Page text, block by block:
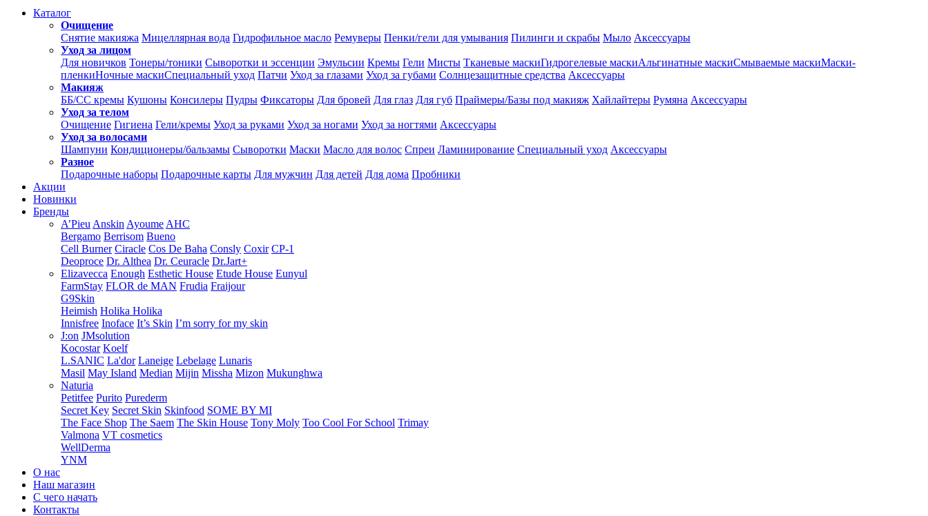
Каталог
Очищение
Снятие макияжа Мицеллярная вода Гидрофильное масло Ремуверы Пенки/гели для умывания Пилинги и скрабы Мыло Аксессуары
Уход за лицом
Для новичков Тонеры/тоники Сыворотки и эссенции Эмульсии Кремы Гели Мисты Тканевые маскиГидрогелевые маскиАльгинатные маскиСмываемые маскиМаски-
пленкиНочные маскиСпециальный уход Патчи Уход за глазами Уход за губами Солнцезащитные средства Аксессуары
Макияж
ББ/СС кремы Кушоны Консилеры Пудры Фиксаторы Для бровей Для глаз Для губ Праймеры/Базы под макияж Хайлайтеры Румяна Аксессуары
Уход за телом
Очищение Гигиена Гели/кремы Уход за руками Уход за ногами Уход за ногтями Аксессуары
Уход за волосами
Шампуни Кондиционеры/бальзамы Сыворотки Маски Масло для волос Спреи Ламинирование Специальный уход Аксессуары
Разное
Подарочные наборы Подарочные карты Для мужчин Для детей Для дома Пробники
Акции
Новинки
Бренды
A’Pieu Anskin Ayoume AHC
Bergamo Berrisom Bueno
Cell Burner Ciracle Cos De Baha Consly Coxir CP-1
Deoproce Dr. Althea Dr. Ceuracle Dr.Jart+
Elizavecca Enough Esthetic House Etude House Eunyul
FarmStay FLOR de MAN Frudia Fraijour
G9Skin
Heimish Holika Holika
Innisfree Inoface It’s Skin I’m sorry for my skin
J:on JMsolution
Kocostar Koelf
L.SANIC La'dor Laneige Lebelage Lunaris
Masil May Island Median Mijin Missha Mizon Mukunghwa
Naturia
Petitfee Purito Purederm
Secret Key Secret Skin Skinfood SOME BY MI
The Face Shop The Saem The Skin House Tony Moly Too Cool For School Trimay
Valmona VT cosmetics
WellDerma
YNM
О нас
Наш магазин
С чего начать
Контакты